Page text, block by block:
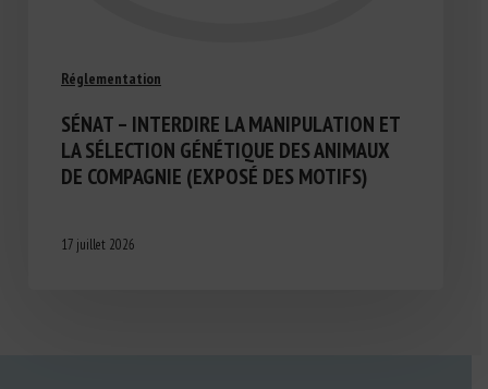
Réglementation
SÉNAT – INTERDIRE LA MANIPULATION ET
LA SÉLECTION GÉNÉTIQUE DES ANIMAUX
DE COMPAGNIE (EXPOSÉ DES MOTIFS)
17 juillet 2026